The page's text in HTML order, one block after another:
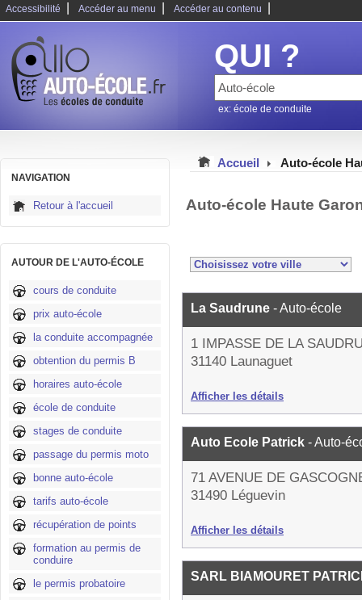
Accessibilité Accéder au menu Accéder au contenu
QUI ?
ex: école de conduite
NAVIGATION
Retour à l'accueil
AUTOUR DE L'AUTO-ÉCOLE
cours de conduite
prix auto-école
la conduite accompagnée
obtention du permis B
horaires auto-école
école de conduite
stages de conduite
passage du permis moto
bonne auto-école
tarifs auto-école
récupération de points
formation au permis de
conduire
le permis probatoire
Accueil Auto-école
Auto-école Haute
La Saudrune - Auto-école
1 IMPASSE DE LA
31140 Launaguet
Afficher les détails
Auto Ecole Patrick - Auto-
71 AVENUE DE
31490 Léguevin
Afficher les détails
SARL BIAMOURET